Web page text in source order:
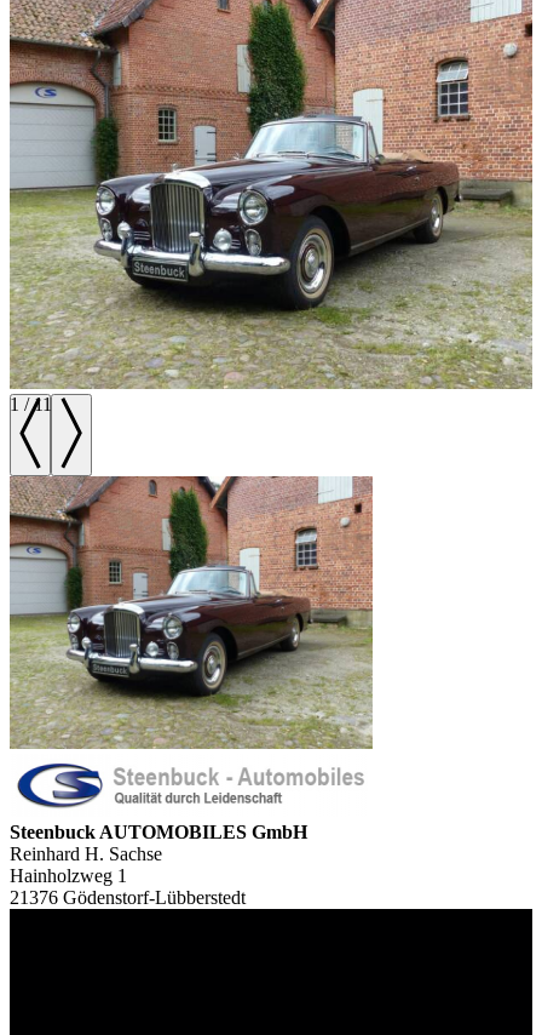
1 /11
Steenbuck AUTOMOBILES GmbH
Reinhard H. Sachse
Hainholzweg 1
21376 Gödenstorf-Lübberstedt